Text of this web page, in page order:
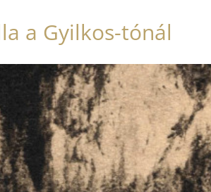
a Gyilkos-tónál